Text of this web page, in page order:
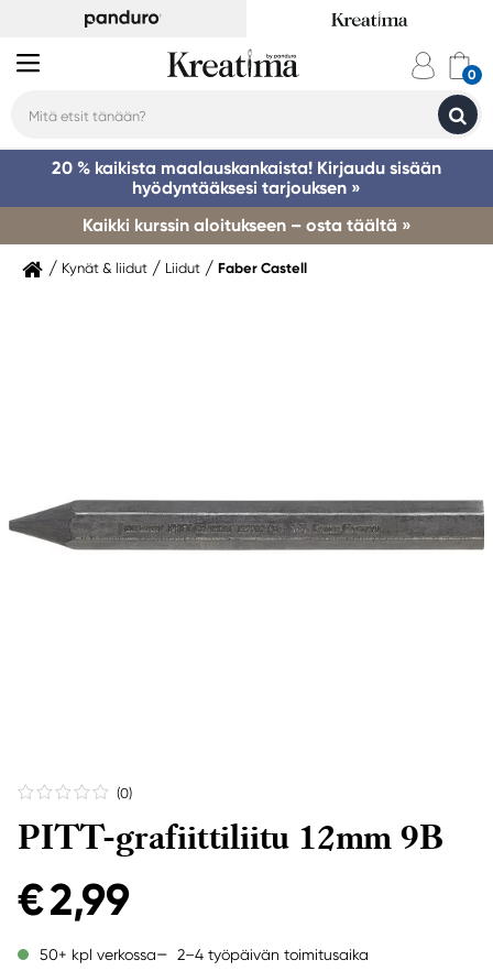
20 % kaikista maalauskankaista! Kirjaudu sisään
hyödyntääksesi tarjouksen »
Kaikki kurssin aloitukseen – osta täältä »
Kynät & liidut Liidut Faber Castell
(0)
PITT-grafiittiliitu 12mm 9B
€ 2,99
50+ kpl verkossa 2–4 työpäivän toimitusaika